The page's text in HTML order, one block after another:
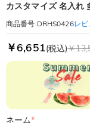
カスタマイズ 名入れ
商品番号:DRHS0426レビ
￥6,651(税込)￥
ネーム*